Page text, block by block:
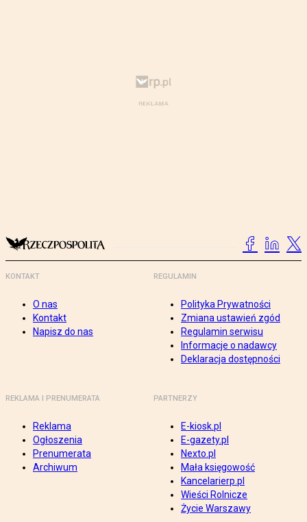
KONTAKT
O nas
Kontakt
Napisz do nas
REGULAMIN
Polityka Prywatności
Zmiana ustawień zgód
Regulamin serwisu
Informacje o nadawcy
Deklaracja dostępności
REKLAMA I PRENUMERATA
Reklama
Ogłoszenia
Prenumerata
Archiwum
PARTNERZY
E-kiosk.pl
E-gazety.pl
Nexto.pl
Mała księgowość
Kancelarierp.pl
Wieści Rolnicze
Życie Warszawy